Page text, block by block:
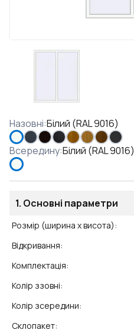
Назовні:Білий (RAL 9016)
Всередину:Білий (RAL 9016)
1. Основні параметри
Розмір (ширина x висота):
Відкривання:
Комплектація:
Колір ззовні:
Колір зсередини:
Склопакет: